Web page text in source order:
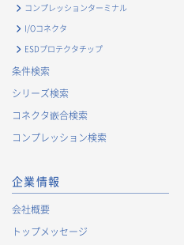
コンプレッションターミナル
I/Oコネクタ
ESDプロテクタチップ
条件検索
シリーズ検索
コネクタ嵌合検索
コンプレッション検索
企業情報
会社概要
トップメッセージ